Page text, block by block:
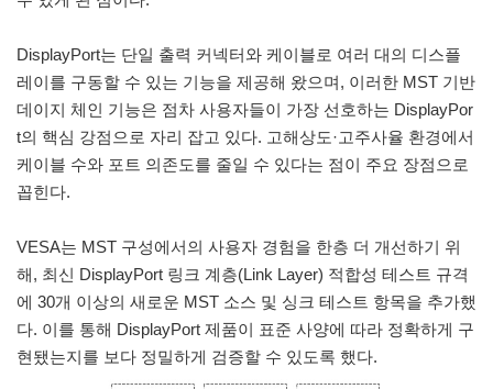
DisplayPort는 단일 출력 커넥터와 케이블로 여러 대의 디스플
레이를 구동할 수 있는 기능을 제공해 왔으며, 이러한 MST 기반
데이지 체인 기능은 점차 사용자들이 가장 선호하는 DisplayPor
t의 핵심 강점으로 자리 잡고 있다. 고해상도·고주사율 환경에서
케이블 수와 포트 의존도를 줄일 수 있다는 점이 주요 장점으로
꼽힌다.
VESA는 MST 구성에서의 사용자 경험을 한층 더 개선하기 위
해, 최신 DisplayPort 링크 계층(Link Layer) 적합성 테스트 규격
에 30개 이상의 새로운 MST 소스 및 싱크 테스트 항목을 추가했
다. 이를 통해 DisplayPort 제품이 표준 사양에 따라 정확하게 구
현됐는지를 보다 정밀하게 검증할 수 있도록 했다.